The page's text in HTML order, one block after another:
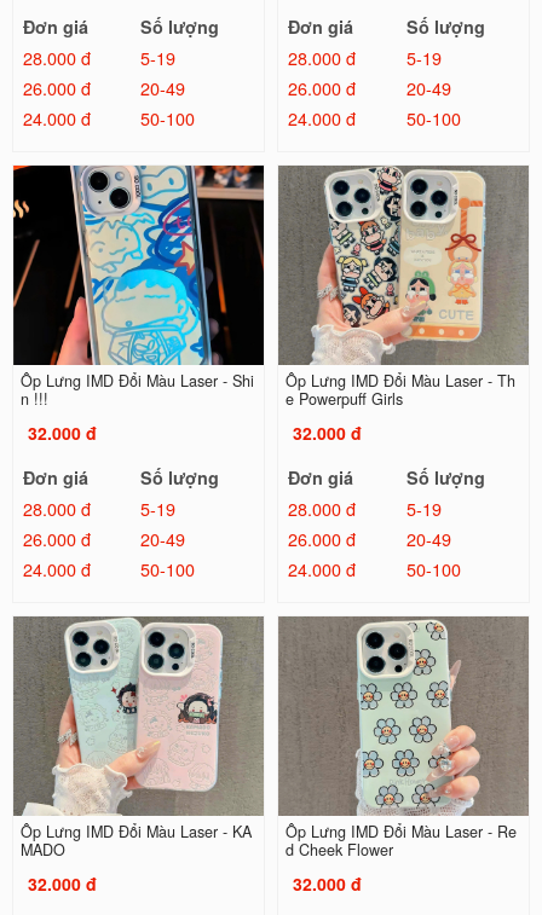
Đơn giá
Số lượng
28.000 đ
5-19
26.000 đ
20-49
24.000 đ
50-100
Đơn giá
Số lượng
28.000 đ
5-19
26.000 đ
20-49
24.000 đ
50-100
Ốp Lưng IMD Đổi Màu Laser - Shi
n !!!
32.000 đ
Đơn giá
Số lượng
28.000 đ
5-19
26.000 đ
20-49
24.000 đ
50-100
Ốp Lưng IMD Đổi Màu Laser - Th
e Powerpuff Girls
32.000 đ
Đơn giá
Số lượng
28.000 đ
5-19
26.000 đ
20-49
24.000 đ
50-100
Ốp Lưng IMD Đổi Màu Laser - KA
MADO
32.000 đ
Ốp Lưng IMD Đổi Màu Laser - Re
d Cheek Flower
32.000 đ